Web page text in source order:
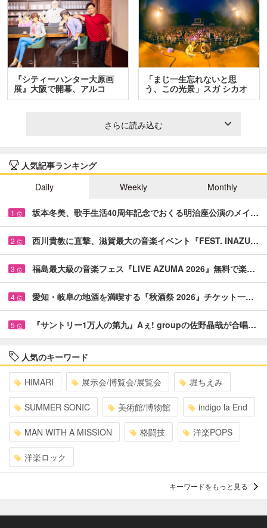
『シティーハンター大原画
展』大阪で開幕、アルコ
＆…
「まじ一生忘れないと思
う、この光景」スガ シカオ
と…
さらに読み込む
人気記事ランキング
Daily
Weekly Monthly
1 位 坂本冬美、歌手生活40周年記念でおくる明治座公演のメイ…
2 位 西川貴教に直撃、滋賀最大の音楽イベント『FEST. INAZU…
3 位 福島最大級の音楽フェス『LIVE AZUMA 2026』無料で楽…
4 位 愛知・岐阜の地酒を満喫する『秋酒祭 2026』チケット一…
5 位 『サントリー1万人の第九』Aぇ! groupの佐野晶哉が合唱…
人気のキーワード
HIMARI 展示会/博覧会/展覧会 堀ちえみ
SUMMER SONIC 美術館/博物館 indigo la End
MAN WITH A MISSION 格闘技 洋楽POPS
洋楽ロック
キーワードをもっと見る